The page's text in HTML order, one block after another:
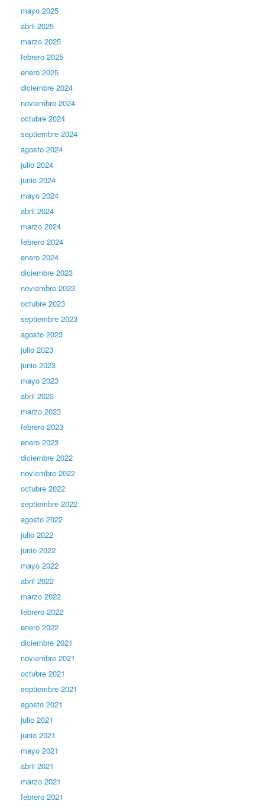
mayo 2025
abril 2025
marzo 2025
febrero 2025
enero 2025
diciembre 2024
noviembre 2024
octubre 2024
septiembre 2024
agosto 2024
julio 2024
junio 2024
mayo 2024
abril 2024
marzo 2024
febrero 2024
enero 2024
diciembre 2023
noviembre 2023
octubre 2023
septiembre 2023
agosto 2023
julio 2023
junio 2023
mayo 2023
abril 2023
marzo 2023
febrero 2023
enero 2023
diciembre 2022
noviembre 2022
octubre 2022
septiembre 2022
agosto 2022
julio 2022
junio 2022
mayo 2022
abril 2022
marzo 2022
febrero 2022
enero 2022
diciembre 2021
noviembre 2021
octubre 2021
septiembre 2021
agosto 2021
julio 2021
junio 2021
mayo 2021
abril 2021
marzo 2021
febrero 2021